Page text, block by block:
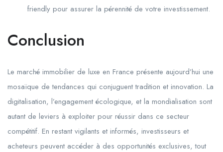
friendly pour assurer la pérennité de votre investissement.
Conclusion
Le marché immobilier de luxe en France présente aujourd’hui une
mosaïque de tendances qui conjuguent tradition et innovation. La
digitalisation, l’engagement écologique, et la mondialisation sont
autant de leviers à exploiter pour réussir dans ce secteur
compétitif. En restant vigilants et informés, investisseurs et
acheteurs peuvent accéder à des opportunités exclusives, tout